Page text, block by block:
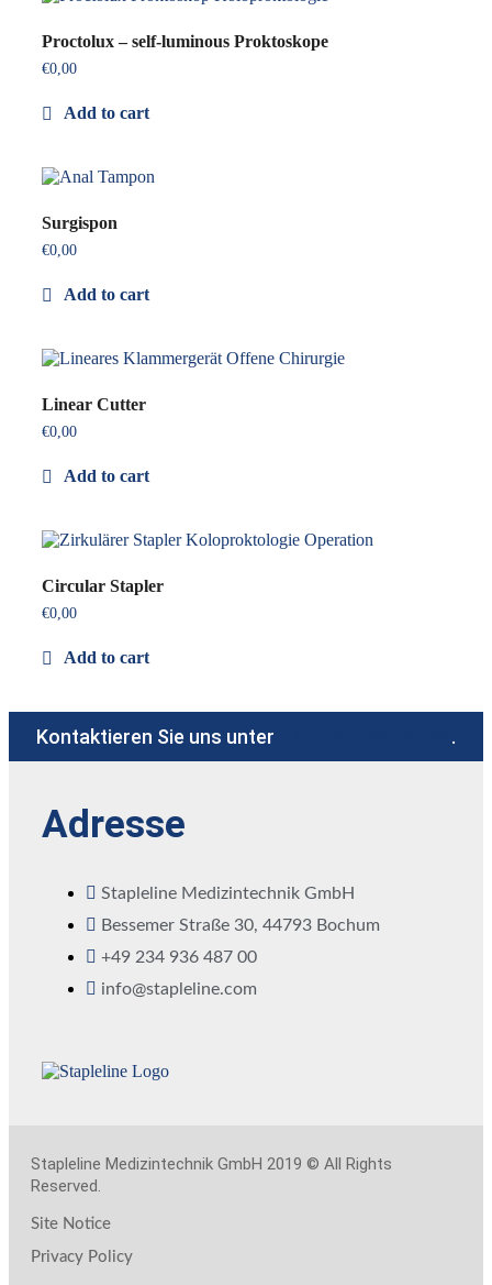
Proctolux – self-luminous Proktoskope
€0,00
Add to cart
Surgispon
€0,00
Add to cart
Linear Cutter
€0,00
Add to cart
Circular Stapler
€0,00
Add to cart
Kontaktieren Sie uns unter .
Adresse
Stapleline Medizintechnik GmbH
Bessemer Straße 30, 44793 Bochum
+49 234 936 487 00
info@stapleline.com
Stapleline Medizintechnik GmbH 2019 © All Rights
Reserved.
Site Notice
Privacy Policy